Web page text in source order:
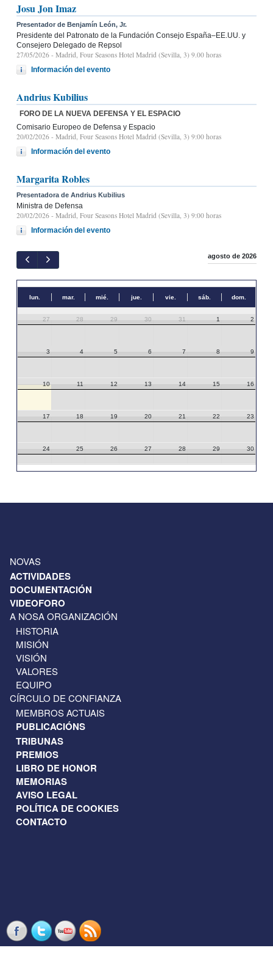
Josu Jon Imaz
Presentador de Benjamín León, Jr.
Presidente del Patronato de la Fundación Consejo España–EE.UU. y
Consejero Delegado de Repsol
27/05/2026 - Madrid, Four Seasons Hotel Madrid (Sevilla, 3) 9.00 horas
Información del evento
Andrius Kubilius
FORO DE LA NUEVA DEFENSA Y EL ESPACIO
Comisario Europeo de Defensa y Espacio
20/02/2026 - Madrid, Four Seasons Hotel Madrid (Sevilla, 3) 9:00 horas
Información del evento
Margarita Robles
Presentadora de Andrius Kubilius
Ministra de Defensa
20/02/2026 - Madrid, Four Seasons Hotel Madrid (Sevilla, 3) 9:00 horas
Información del evento
agosto de 2026
lun. mar. mié. jue. vie. sáb. dom.
27 28 29 30 31 1 2
3 4 5 6 7 8 9
10 11 12 13 14 15 16
17 18 19 20 21 22 23
24 25 26 27 28 29 30
NOVAS
ACTIVIDADES
DOCUMENTACIÓN
VIDEOFORO
A NOSA ORGANIZACIÓN
HISTORIA
MISIÓN
VISIÓN
VALORES
EQUIPO
CÍRCULO DE CONFIANZA
MEMBROS ACTUAIS
PUBLICACIÓNS
TRIBUNAS
PREMIOS
LIBRO DE HONOR
MEMORIAS
AVISO LEGAL
POLÍTICA DE COOKIES
CONTACTO